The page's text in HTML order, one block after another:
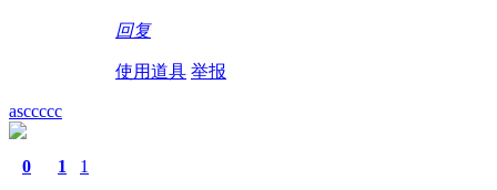
回复
使用道具 举报
asccccc
0 1 1